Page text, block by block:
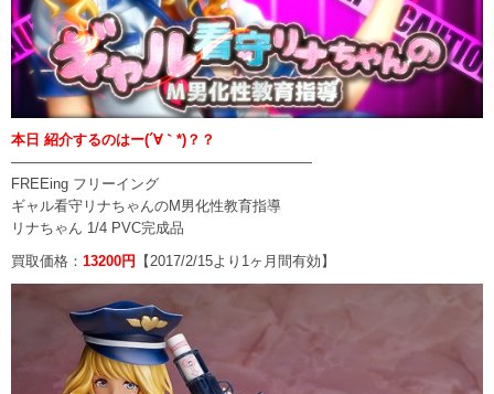
本日 紹介するのはー(´∀｀*)？？
—————————————————————
FREEing フリーイング
ギャル看守リナちゃんのM男化性教育指導
リナちゃん 1/4 PVC完成品
買取価格： 13200円 【2017/2/15より1ヶ月間有効】